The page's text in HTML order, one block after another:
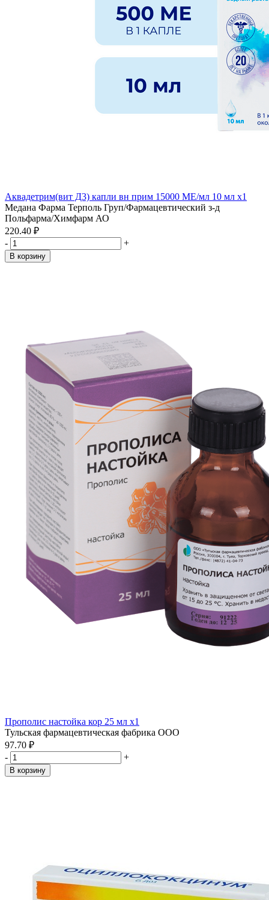
Аквадетрим(вит Д3) капли вн прим 15000 МЕ/мл 10 мл x1
Медана Фарма Терполь Груп/Фармацевтический з-д
Польфарма/Химфарм АО
220.40 ₽
-
+
В корзину
Прополис настойка кор 25 мл x1
Тульская фармацевтическая фабрика ООО
97.70 ₽
-
+
В корзину